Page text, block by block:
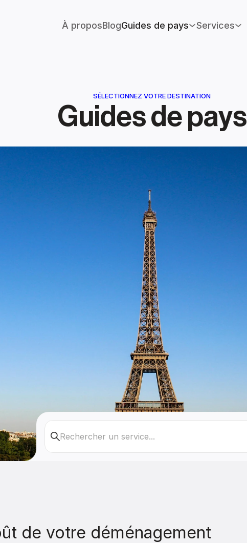
À proposBlogGuides de pays Services
SÉLECTIONNEZ VOTRE DESTINATION
Guides de pays
Rechercher un service...
de votre déménagement